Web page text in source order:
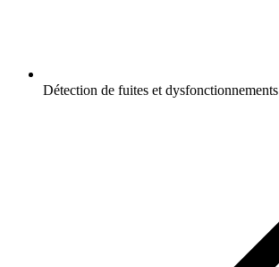
Détection de fuites et dysfonctionnements